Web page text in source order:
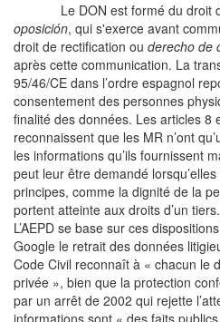
Le DON est formé du droit
oposición, qui s'exerce avant
droit de rectification ou derecho de
après cette communication. La
95/46/CE dans l’ordre espagnol
consentement des personnes
finalité des données. Les articles 8
reconnaissent que les MR n’ont
les informations qu’ils fournissent
peut leur être demandé
principes, comme la dignité de la
portent atteinte aux droits d’un
L’AEPD se base sur ces
Google le retrait des données
Code Civil reconnaît à « chacun le
privée », bien que la protection
par un arrêt de 2002 qui rejette
informations sont « des faits